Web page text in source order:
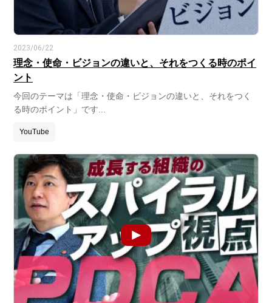
2023/06/22
理念・使命・ビジョンの違いと、それをつくる時のポイ
ント
今回のテーマは「理念・使命・ビジョンの違いと、それをつく
る時のポイント」です...
YouTube